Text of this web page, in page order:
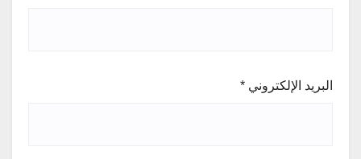
البريد الإلكتروني *